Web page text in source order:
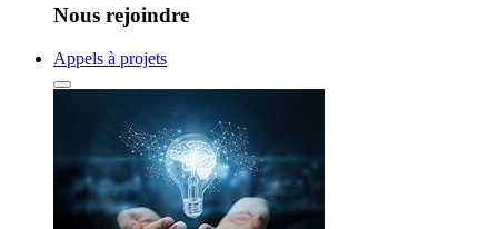
Nous rejoindre
Appels à projets